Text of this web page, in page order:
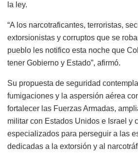
la ley.
“A los narcotraficantes, terroristas,
extorsionistas y corruptos que se
pueblo les notifico esta noche que
tener Gobierno y Estado”, afirmó.
Su propuesta de seguridad
fumigaciones y la aspersión aérea
fortalecer las Fuerzas Armadas,
militar con Estados Unidos e Israel y
especializados para perseguir a las
dedicadas a la extorsión y al